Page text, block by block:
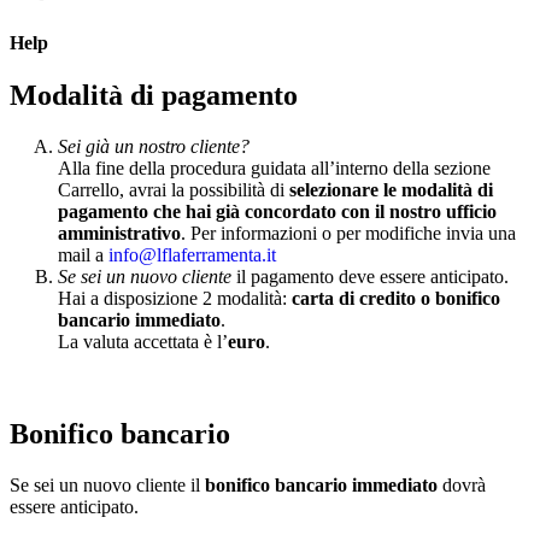
Help
Modalità di pagamento
Sei già un nostro cliente?
Alla fine della procedura guidata all’interno della sezione
Carrello, avrai la possibilità di selezionare le modalità di
pagamento che hai già concordato con il nostro ufficio
amministrativo. Per informazioni o per modifiche invia una
mail a info@lflaferramenta.it
Se sei un nuovo cliente il pagamento deve essere anticipato.
Hai a disposizione 2 modalità: carta di credito o bonifico
bancario immediato.
La valuta accettata è l’euro.
Bonifico bancario
Se sei un nuovo cliente il bonifico bancario immediato dovrà
essere anticipato.